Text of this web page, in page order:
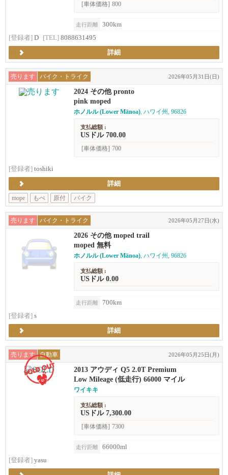
[車体価格] 800
走行距離
300km
[登録者] D [TEL] 8088631495
詳細
売ります バイク・トライク 2026年05月31日(日)
2024 その他 pronto
pink moped
ホノルル (Lower Mānoa), ハワイ州, 96826
支払総額 :
USドル 700.00
[車体価格] 700
[登録者] toshiki
詳細
mope
もぺ 原付 バイク
売ります バイク・トライク 2026年05月27日(水)
2026 その他 moped trail
moped 無料
ホノルル (Lower Mānoa), ハワイ州, 96826
支払総額 :
USドル 0.00
走行距離
700km
[登録者] s
詳細
売ります 自動車 2026年05月25日(月)
2013 アウディ Q5 2.0T Premium
Low Mileage (低走行) 66000 マイル
ワイキキ
支払総額 :
USドル 7,300.00
[車体価格] 7300
走行距離
66000ml
[登録者] yasu